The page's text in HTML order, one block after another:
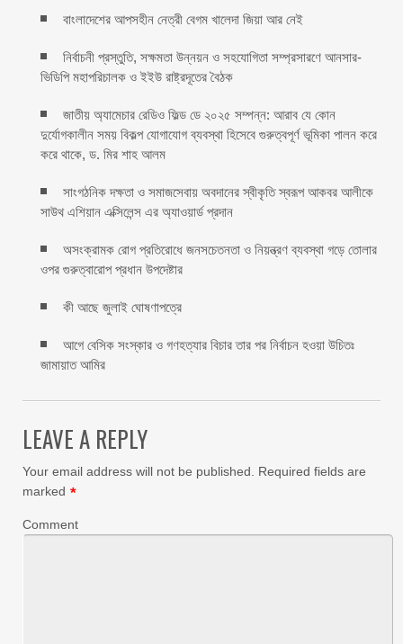
বাংলাদেশের আপসহীন নেত্রী বেগম খালেদা জিয়া আর নেই
নির্বাচনী প্রস্তুতি, সক্ষমতা উন্নয়ন ও সহযোগিতা সম্প্রসারণে আনসার-
ভিডিপি মহাপরিচালক ও ইইউ রাষ্ট্রদূতের বৈঠক
জাতীয় অ্যামেচার রেডিও ফিল্ড ডে ২০২৫ সম্পন্ন: আরাব যে কোন
দুর্যোগকালীন সময় বিকল্প যোগাযোগ ব্যবস্থা হিসেবে গুরুত্বপূর্ণ ভূমিকা পালন করে
করে থাকে, ড. মির শাহ আলম
সাংগঠনিক দক্ষতা ও সমাজসেবায় অবদানের স্বীকৃতি স্বরূপ আকবর আলীকে
সাউথ এশিয়ান এক্সিলেন্স এর অ্যাওয়ার্ড প্রদান
অসংক্রামক রোগ প্রতিরোধে জনসচেতনতা ও নিয়ন্ত্রণ ব্যবস্থা গড়ে তোলার
ওপর গুরুত্বারোপ প্রধান উপদেষ্টার
কী আছে জুলাই ঘোষণাপত্রে
আগে বেসিক সংস্কার ও গণহত্যার বিচার তার পর নির্বাচন হওয়া উচিতঃ
জামায়াত আমির
LEAVE A REPLY
Your email address will not be published.
Required fields are
marked *
Comment